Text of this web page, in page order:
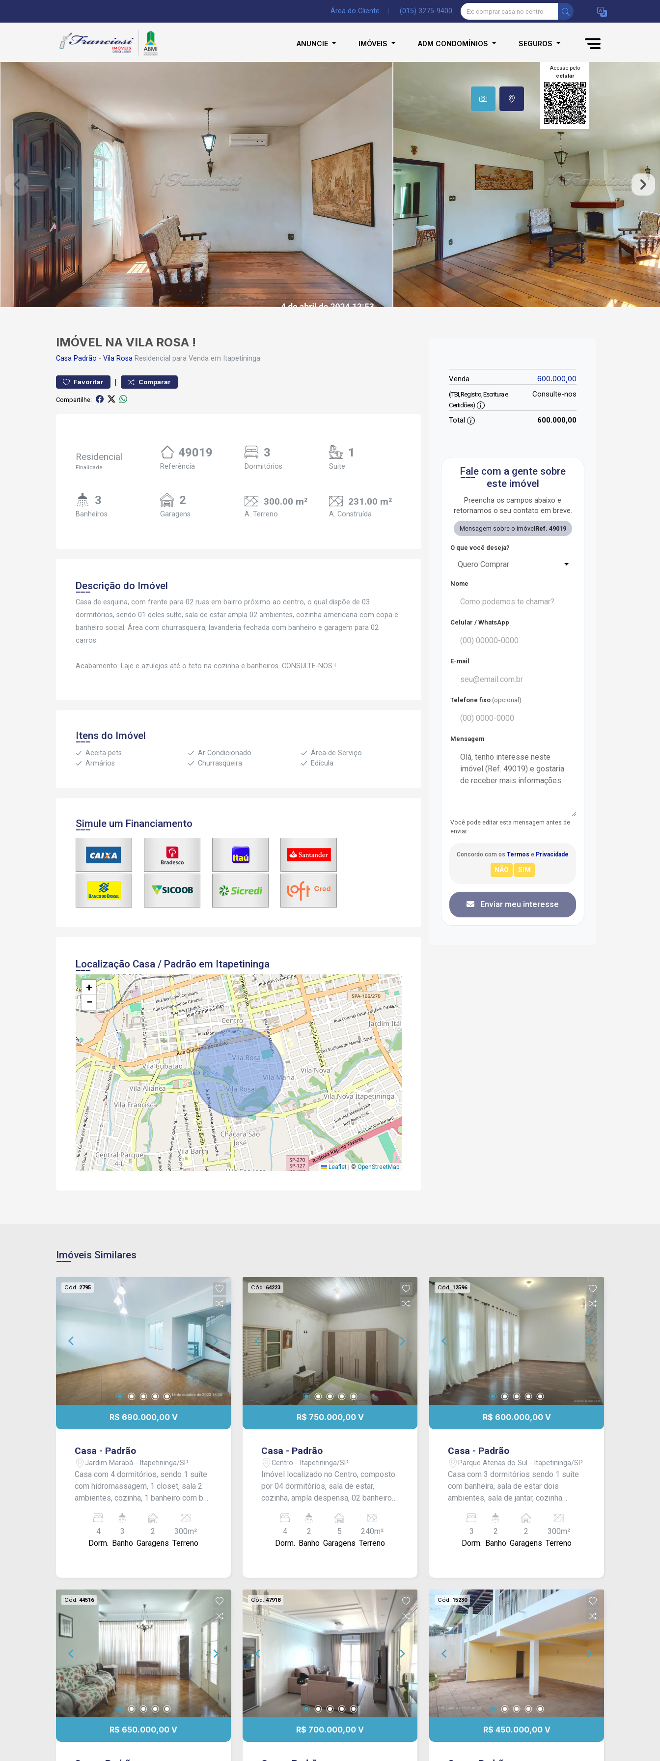
Área do Cliente (015) 3275-9400
ANUNCIE IMÓVEIS ADM CONDOMÍNIOS SEGUROS
Acesse pelo
celular
IMÓVEL NA VILA ROSA !
Casa Padrão - Vila Rosa Residencial para Venda em Itapetininga
Favoritar | Comparar
Compartilhe:
Residencial
Finalidade
49019
Referência
3
Dormitórios
1
Suite
3
Banheiros
2
Garagens
300.00 m²
A. Terreno
231.00 m²
A. Construída
Descrição do Imóvel
Casa de esquina, com frente para 02 ruas em bairro próximo ao centro, o qual dispõe de 03
dormitórios, sendo 01 deles suíte, sala de estar ampla 02 ambientes, cozinha americana com copa e
banheiro social. Área com churrasqueira, lavanderia fechada com banheiro e garagem para 02
carros.
Acabamento: Laje e azulejos até o teto na cozinha e banheiros. CONSULTE-NOS !
Itens do Imóvel
Aceita pets Ar Condicionado
Área de Serviço
Armários
Churrasqueira Edícula
Simule um Financiamento
Localização Casa / Padrão em Itapetininga
+
−
Leaflet © OpenStreetMap
Venda 600.000,00
(ITBI, Registro, Escritura e
Certidões)
Consulte-nos
Total 600.000,00
Fale com a gente sobre
este imóvel
Preencha os campos abaixo e
retornamos o seu contato em breve.
Mensagem sobre o imóvel Ref. 49019
O que você deseja?
Quero Comprar
Nome
Celular / WhatsApp
E-mail
Telefone fixo (opcional)
Mensagem
Você pode editar esta mensagem antes de
enviar.
Concordo com os Termos e Privacidade
Enviar meu interesse
Imóveis Similares
Cód. 2795
R$ 690.000,00 V
Casa - Padrão
Jardim Marabá - Itapetininga/SP
Casa com 4 dormitórios, sendo 1 suíte
com hidromassagem, 1 closet, sala 2
ambientes, cozinha, 1 banheiro com box
despensas, área de serviço fechada,
quintal grande sendo parte gramado,
área de lazer com churrasqueira,
Acabamento: laje, piso frio e azulejo.
4
Dorm.
3
Banho
2
Garagens
300m²
Terreno
Cód. 64223
R$ 750.000,00 V
Casa - Padrão
Centro - Itapetininga/SP
Imóvel localizado no Centro, composto
por 04 dormitórios, sala de estar,
cozinha, ampla despensa, 02 banheiros
além de espaçosa área de serviço nos
fundos. O quintal dispõe de capacidade
para até 08 veículos, contando com
4
Dorm.
2
Banho
5
Garagens
240m²
Terreno
Cód. 12596
R$ 600.000,00 V
Casa - Padrão
Parque Atenas do Sul - Itapetininga/SP
Casa com 3 dormitórios sendo 1 suíte
com banheira, sala de estar dois
ambientes, sala de jantar, cozinha
serviço coberta, edícula com 1 cômodo
e 1 banheiro, quintal grande com
ardósia e garagem para 2 carros.
3
Dorm.
2
Banho
2
Garagens
300m²
Terreno
Cód. 44516
R$ 650.000,00 V
Cód. 47918
R$ 700.000,00 V
Cód. 15230
R$ 450.000,00 V